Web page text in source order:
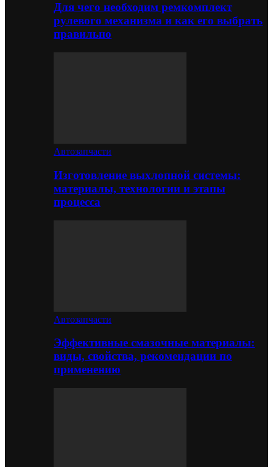
Для чего необходим ремкомплект
рулевого механизма и как его выбрать
правильно
Автозапчасти
Изготовление выхлопной системы:
материалы, технологии и этапы
процесса
Автозапчасти
Эффективные смазочные материалы:
виды, свойства, рекомендации по
применению